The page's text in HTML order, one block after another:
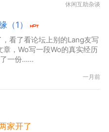
休闲互助杂谈
（1）
看了看论坛上别的Lang友写
，Wo写一段Wo的真实经历
了一份……
一月前
家开了